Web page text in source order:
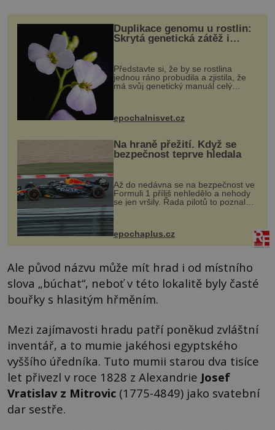
Duplikace genomu u rostlin:
Skrytá genetická zátěž i
Představte si, že by se rostlina
jednou ráno probudila a zjistila, že
má svůj genetický manuál celý
vstupenka...
epochalnisvet.cz
Na hraně přežití. Když se
bezpečnost teprve hledala
Až do nedávna se na bezpečnost ve
Formuli 1 příliš nehledělo a nehody
se jen vršily. Řada pilotů to poznala
na vlastní kůži, často s trvalými
následky nebo bohužel i ztrátou
života. Dnes nepochopiteln...
epochaplus.cz
Ale původ názvu může mít hrad i od místního
slova „búchat“, neboť v této lokalitě byly časté
bouřky s hlasitým hřměním.
Mezi zajímavosti hradu patří poněkud zvláštní
inventář, a to mumie jakéhosi egyptského
vyššího úředníka. Tuto mumii starou dva tisíce
let přivezl v roce 1828 z Alexandrie Josef
Vratislav z Mitrovic (1775-4849) jako svatební
dar sestře.